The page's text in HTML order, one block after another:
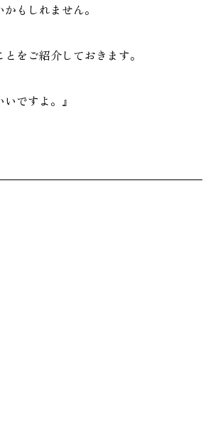
もしれません。
をご紹介しておきます。
ですよ。』